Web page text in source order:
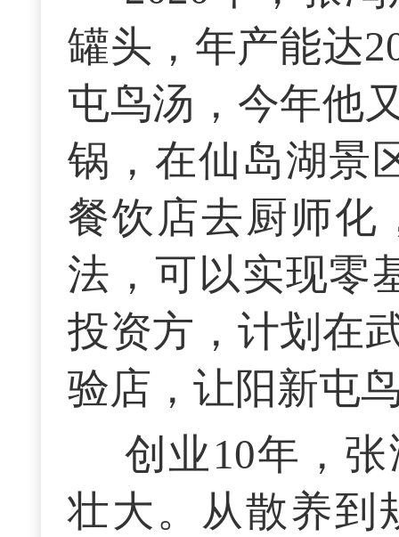
罐头，年产能达
屯鸟汤，今年他
锅，在仙岛湖景
餐饮店去厨师化
法，可以实现零
投资方，计划在
验店，让阳新屯
创业10年，
壮大。从散养到